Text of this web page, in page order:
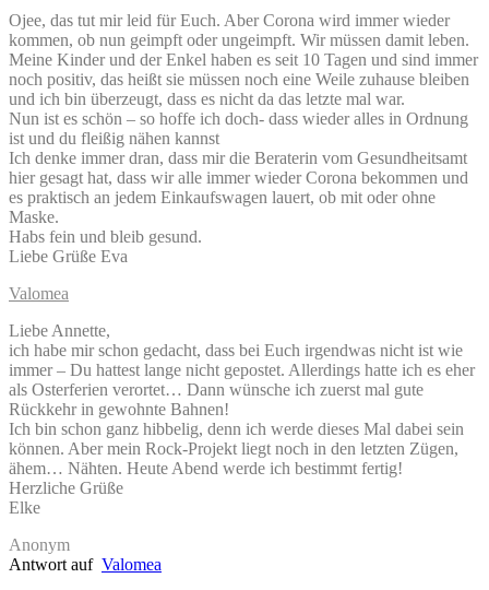
Ojee, das tut mir leid für Euch. Aber Corona wird immer wieder
kommen, ob nun geimpft oder ungeimpft. Wir müssen damit leben.
Meine Kinder und der Enkel haben es seit 10 Tagen und sind immer
noch positiv, das heißt sie müssen noch eine Weile zuhause bleiben
und ich bin überzeugt, dass es nicht da das letzte mal war.
Nun ist es schön – so hoffe ich doch- dass wieder alles in Ordnung
ist und du fleißig nähen kannst
Ich denke immer dran, dass mir die Beraterin vom Gesundheitsamt
hier gesagt hat, dass wir alle immer wieder Corona bekommen und
es praktisch an jedem Einkaufswagen lauert, ob mit oder ohne
Maske.
Habs fein und bleib gesund.
Liebe Grüße Eva
Valomea
Liebe Annette,
ich habe mir schon gedacht, dass bei Euch irgendwas nicht ist wie
immer – Du hattest lange nicht gepostet. Allerdings hatte ich es eher
als Osterferien verortet… Dann wünsche ich zuerst mal gute
Rückkehr in gewohnte Bahnen!
Ich bin schon ganz hibbelig, denn ich werde dieses Mal dabei sein
können. Aber mein Rock-Projekt liegt noch in den letzten Zügen,
ähem… Nähten. Heute Abend werde ich bestimmt fertig!
Herzliche Grüße
Elke
Anonym
Antwort auf Valomea